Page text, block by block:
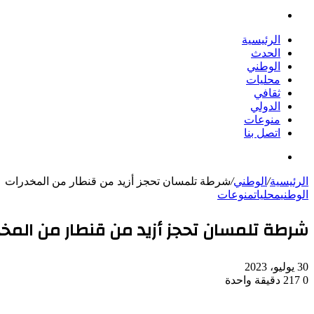
الرئيسية
الحدث
الوطني
محليات
ثقافي
الدولي
منوعات
اتصل بنا
الرئيسية/ الوطني/شرطة تلمسان تحجز أزيد من قنطار من المخدرات
الوطنيمحلياتمنوعات
شرطة تلمسان تحجز أزيد من قنطار من
30 يوليو، 2023
0
دقيقة واحدة